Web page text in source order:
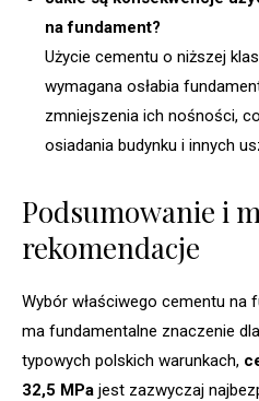
na fundament?
Użycie cementu o niższej
wymagana osłabia
zmniejszenia ich nośności,
osiadania budynku i innych
Podsumowanie i
rekomendacje
Wybór właściwego cementu na
ma fundamentalne znaczenie
typowych polskich warunkach,
32,5 MPa jest zazwyczaj